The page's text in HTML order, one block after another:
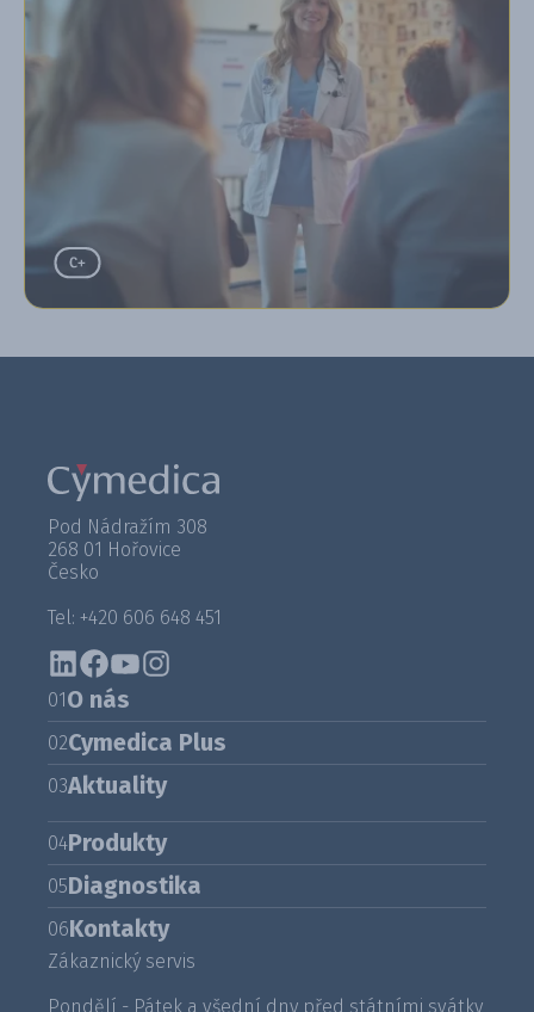
Pod Nádražím 308
268 01 Hořovice
Česko
Tel: +420 606 648 451
01O nás
02Cymedica Plus
03Aktuality
04Produkty
05Diagnostika
06Kontakty
Zákaznický servis
Pondělí - Pátek a všední dny před státními svátky